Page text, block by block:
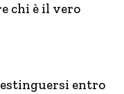
chi è il vero
entro